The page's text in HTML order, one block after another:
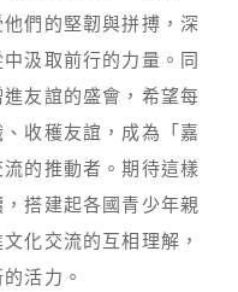
們的堅韌與拼搏，深
汲取前行的力量。同
友誼的盛會，希望每
收穫友誼，成為「嘉
的推動者。期待這樣
搭建起各國青少年親
化交流的互相理解，
活力。